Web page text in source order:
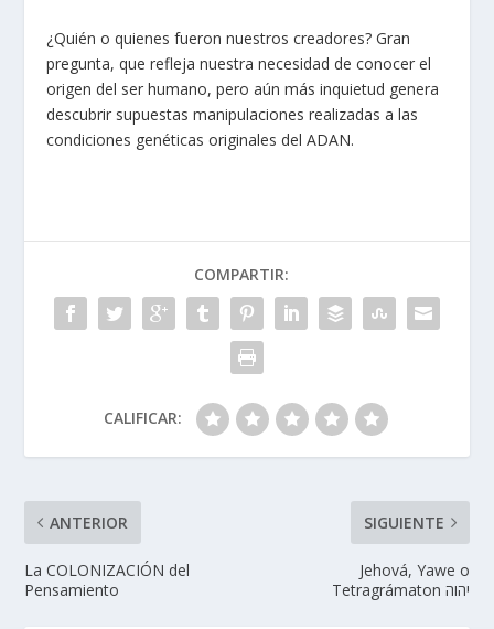
¿Quién o quienes fueron nuestros creadores? Gran
pregunta, que refleja nuestra necesidad de conocer el
origen del ser humano, pero aún más inquietud genera
descubrir supuestas manipulaciones realizadas a las
condiciones genéticas originales del ADAN.
COMPARTIR:
CALIFICAR:
ANTERIOR
La COLONIZACIÓN del
Pensamiento
SIGUIENTE
Jehová, Yawe o
Tetragrámaton יהוה